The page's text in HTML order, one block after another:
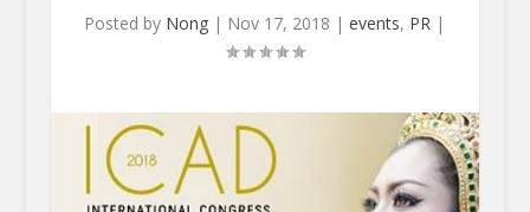
Posted by Nong | Nov 17, 2018 |events, PR |